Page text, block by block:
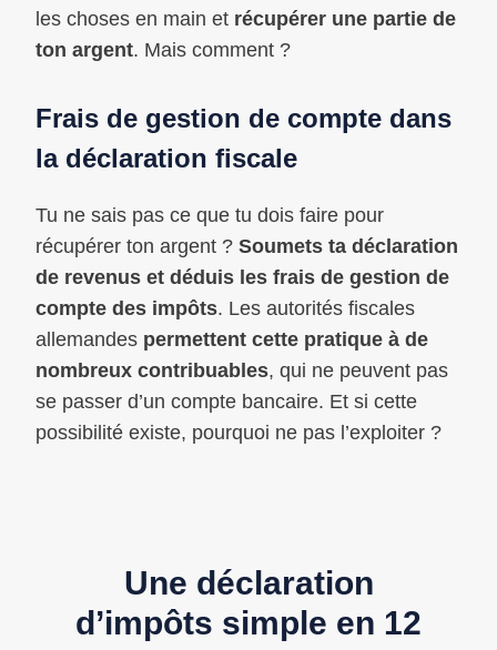
les choses en main et récupérer une partie de
ton argent. Mais comment ?
Frais de gestion de compte dans
la déclaration fiscale
Tu ne sais pas ce que tu dois faire pour
récupérer ton argent ? Soumets ta déclaration
de revenus et déduis les frais de gestion de
compte des impôts. Les autorités fiscales
allemandes permettent cette pratique à de
nombreux contribuables, qui ne peuvent pas
se passer d’un compte bancaire. Et si cette
possibilité existe, pourquoi ne pas l’exploiter ?
Une déclaration
d’impôts simple en 12